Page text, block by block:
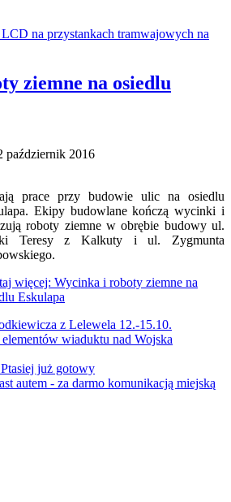
na przystankach tramwajowych na
ziemne na osiedlu
październik 2016
prace przy budowie ulic na osiedlu
Ekipy budowlane kończą wycinki i
roboty ziemne w obrębie budowy ul.
Teresy z Kalkuty i ul. Zygmunta
więcej: Wycinka i roboty ziemne na
Eskulapa
z Lelewela 12.-15.10.
wiaduktu nad Wojska
już gotowy
autem - za darmo komunikacją miejską